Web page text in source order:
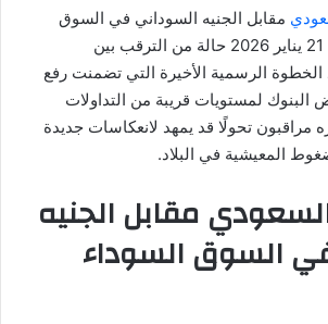
مقابل الجنيه السوداني في السوق
السوداء اليوم الأربعاء 21 يناير 2026 حالة من الترقب بين
الخطوة الرسمية الأخيرة التي تضمنت رفع
لمستويات قريبة من التداولات
مراقبون تحولًا قد يمهد لانعكاسات جديدة
المعيشية في البلاد.
مقابل الجنيه
السوق السوداء